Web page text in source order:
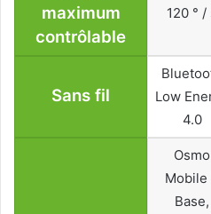
maximum
contrôlable
120 ° /
Sans fil
Low
4.0
Osmo
Mobile
Base,